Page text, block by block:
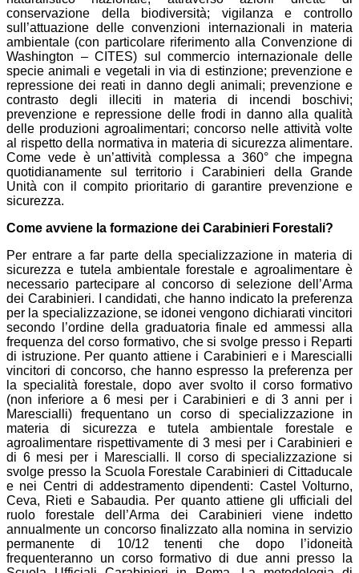
conservazione della biodiversità; vigilanza e controllo
sull’attuazione delle convenzioni internazionali in materia
ambientale (con particolare riferimento alla Convenzione di
Washington – CITES) sul commercio internazionale delle
specie animali e vegetali in via di estinzione; prevenzione e
repressione dei reati in danno degli animali; prevenzione e
contrasto degli illeciti in materia di incendi boschivi;
prevenzione e repressione delle frodi in danno alla qualità
delle produzioni agroalimentari; concorso nelle attività volte
al rispetto della normativa in materia di sicurezza alimentare.
Come vede è un’attività complessa a 360° che impegna
quotidianamente sul territorio i Carabinieri della Grande
Unità con il compito prioritario di garantire prevenzione e
sicurezza.
Come avviene la formazione dei Carabinieri Forestali?
Per entrare a far parte della specializzazione in materia di
sicurezza e tutela ambientale forestale e agroalimentare è
necessario partecipare al concorso di selezione dell’Arma
dei Carabinieri. I candidati, che hanno indicato la preferenza
per la specializzazione, se idonei vengono dichiarati vincitori
secondo l’ordine della graduatoria finale ed ammessi alla
frequenza del corso formativo, che si svolge presso i Reparti
di istruzione. Per quanto attiene i Carabinieri e i Marescialli
vincitori di concorso, che hanno espresso la preferenza per
la specialità forestale, dopo aver svolto il corso formativo
(non inferiore a 6 mesi per i Carabinieri e di 3 anni per i
Marescialli) frequentano un corso di specializzazione in
materia di sicurezza e tutela ambientale forestale e
agroalimentare rispettivamente di 3 mesi per i Carabinieri e
di 6 mesi per i Marescialli. Il corso di specializzazione si
svolge presso la Scuola Forestale Carabinieri di Cittaducale
e nei Centri di addestramento dipendenti: Castel Volturno,
Ceva, Rieti e Sabaudia. Per quanto attiene gli ufficiali del
ruolo forestale dell’Arma dei Carabinieri viene indetto
annualmente un concorso finalizzato alla nomina in servizio
permanente di 10/12 tenenti che dopo l’idoneità
frequenteranno un corso formativo di due anni presso la